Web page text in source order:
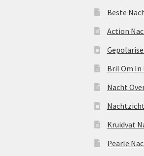
Beste
Action
Bril Om In
Nacht
Kruidvat
Pearle